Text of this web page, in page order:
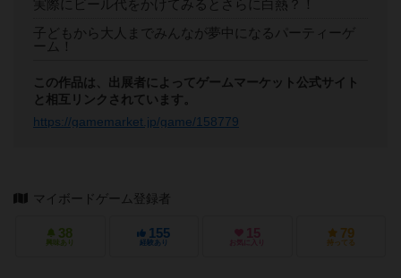
実際にビール代をかけてみるとさらに白熱？！
子どもから大人までみんなが夢中になるパーティーゲ
ーム！
この作品は、出展者によってゲームマーケット公式サイト
と相互リンクされています。
https://gamemarket.jp/game/158779
マイボードゲーム登録者
38
興味あり
155
経験あり
15
お気に入り
79
持ってる